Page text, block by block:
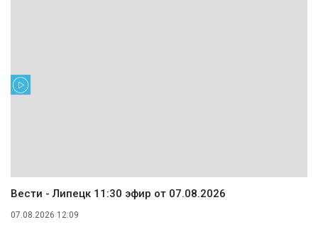
Вести - Липецк 11:30 эфир от 07.08.2026
07.08.2026 12:09